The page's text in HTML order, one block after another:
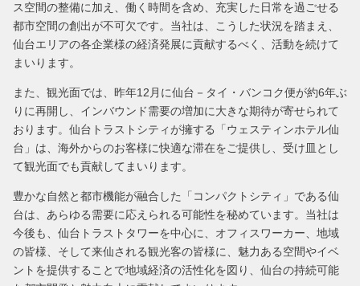
ス空間の整備に加え、働く時間を含め、充実した日常を過ごせる
都市空間の創出が不可欠です。当社は、こうした状況を踏まえ、
仙台エリアの各企業様の経済発展に貢献するべく、活動を続けて
まいります。
また、観光面では、昨年12月に仙台－タイ・バンコク便が約6年ぶ
りに再開し、インバウンド需要の増加に大きな期待が寄せられて
おります。仙台トラストシティが擁する「ウェスティンホテル仙
台」は、海外からのお客様に快適な滞在をご提供し、受け皿とし
て観光面でも貢献してまいります。
豊かな自然と都市機能が融合した「コンパクトシティ」である仙
台は、あらゆる需要に応えられる可能性を秘めています。当社は
今後も、仙台トラストタワーを中心に、オフィスワーカー、地域
の皆様、そして来仙される観光客の皆様に、魅力ある空間やイベ
ントを提供することで地域経済の活性化を図り、仙台の持続可能